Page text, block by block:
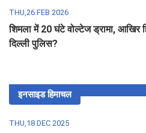
THU,26 FEB 2026
शिमला में 20 घंटे वोल्टेज ड्रामा,
दिल्ली पुलिस?
इनसाइड हिमाचल
THU,18 DEC 2025